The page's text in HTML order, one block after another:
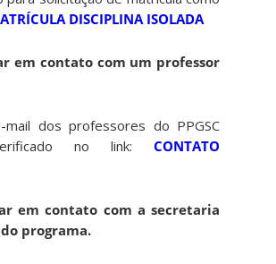
DISCIPLINA ISOLADA
em contato com um professor
dos professores do PPGSC
no link:CONTATO
em contato com a secretaria
programa.